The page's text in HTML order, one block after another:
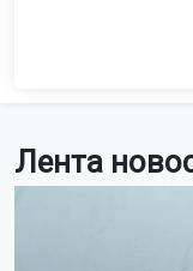
Лента